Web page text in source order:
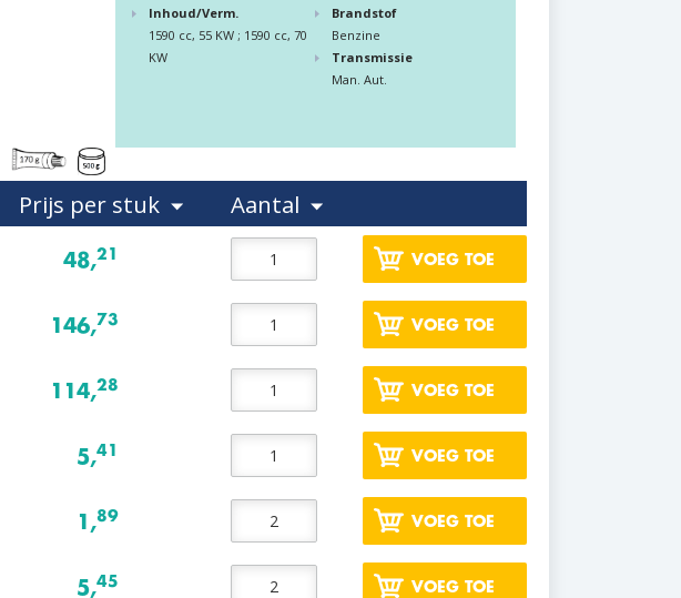
Inhoud/Verm.
1590 cc, 55 KW ; 1590 cc, 70
KW
Brandstof
Benzine
Transmissie
Man. Aut.
Prijs per stuk Aantal
48,21 VOEG TOE
146,73 VOEG TOE
114,28 VOEG TOE
5,41 VOEG TOE
1,89 VOEG TOE
5,45 VOEG TOE